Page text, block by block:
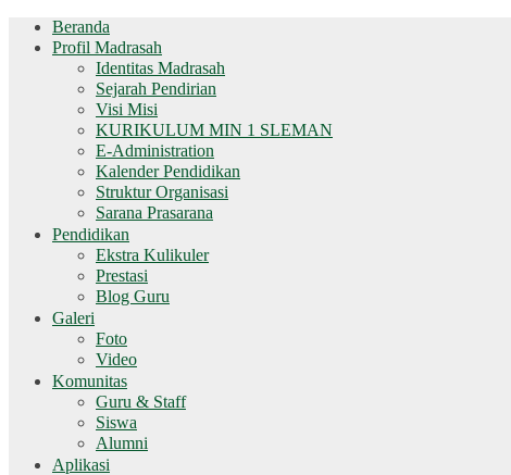
Beranda
Profil Madrasah
Identitas Madrasah
Sejarah Pendirian
Visi Misi
KURIKULUM MIN 1 SLEMAN
E-Administration
Kalender Pendidikan
Struktur Organisasi
Sarana Prasarana
Pendidikan
Ekstra Kulikuler
Prestasi
Blog Guru
Galeri
Foto
Video
Komunitas
Guru & Staff
Siswa
Alumni
Aplikasi